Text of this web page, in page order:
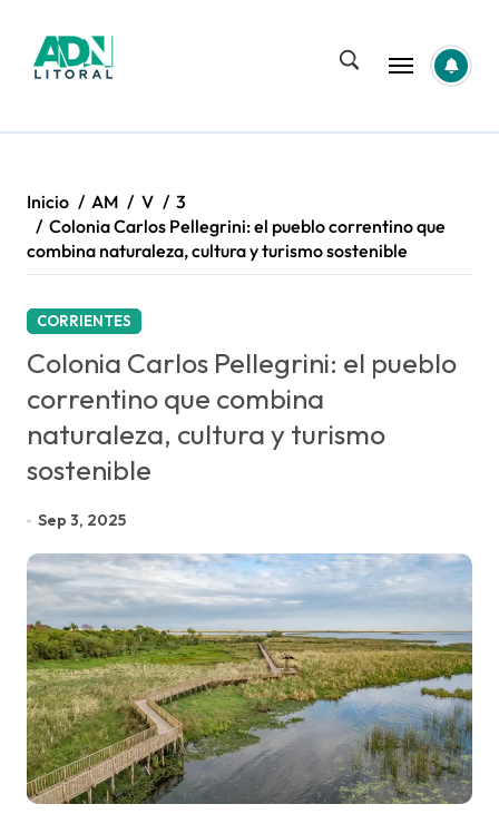
contenido
Inicio AM V
3
Colonia Carlos Pellegrini: el pueblo correntino que
combina naturaleza, cultura y turismo sostenible
CORRIENTES
Colonia Carlos Pellegrini: el pueblo
correntino que combina
naturaleza, cultura y turismo
sostenible
Sep 3, 2025